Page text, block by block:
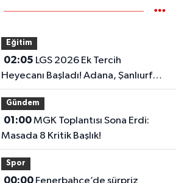
Eğitim
02:05
Heyecanı Başladı! Adana, Şanlıurfa
ve Gaziantep Lise Taban Puanları..
Gündem
01:00MGK Toplantısı Sona Erdi:
Masada 8 Kritik Başlık!
Spor
00:00Fenerbahçe’de sürpriz